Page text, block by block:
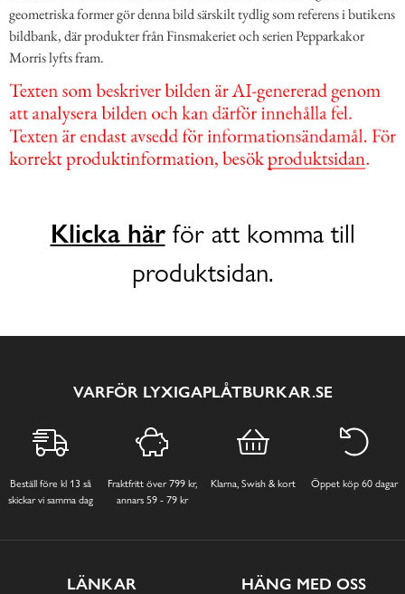
geometriska former gör denna bild särskilt tydlig som referens i butikens
bildbank, där produkter från Finsmakeriet och serien Pepparkakor
Morris lyfts fram.
Klicka härför att komma till
produktsidan.
VARFÖR LYXIGAPLÅTBURKAR.SE
Beställ före kl 13 så
skickar vi samma dag
Fraktfritt över 799 kr,
annars 59 - 79 kr
Klarna, Swish & kort Öppet köp 60 dagar
LÄNKAR HÄNG MED OSS